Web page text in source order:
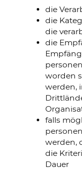
die
die
die
die
worden
werden,
falls
werden,
die
Dauer